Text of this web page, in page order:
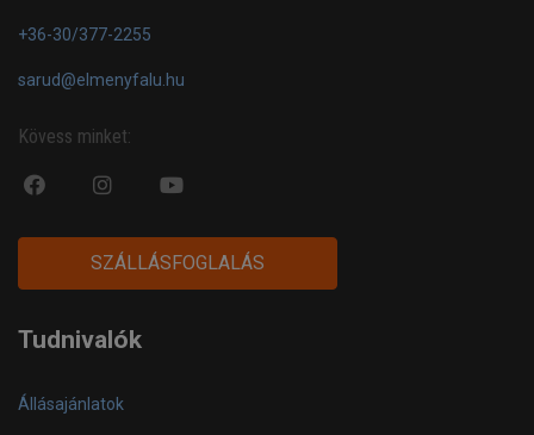
+36-30/377-2255
sarud@elmenyfalu.hu
Kövess minket:
fa
facebook-
official
instagram
fa
youtube-
play
SZÁLLÁSFOGLALÁS
Tudnivalók
Állásajánlatok